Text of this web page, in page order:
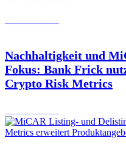
Nachhaltigkeit und
Fokus: Bank Frick
Crypto Risk Metrics